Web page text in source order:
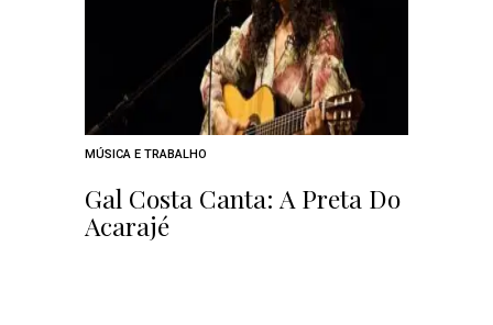
MÚSICA E TRABALHO
Gal Costa Canta: A Preta Do
Acarajé